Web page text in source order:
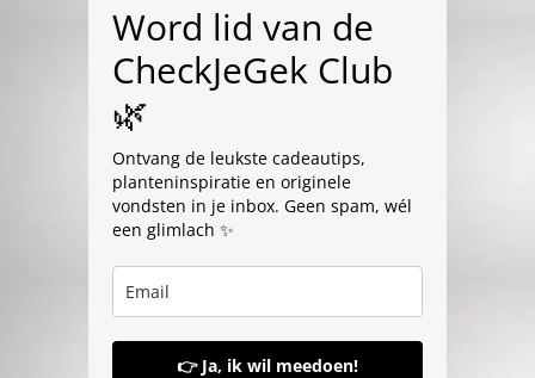
Word lid van de
CheckJeGek Club
🌿
Ontvang de leukste cadeautips,
planteninspiratie en originele
vondsten in je inbox. Geen spam, wél
een glimlach ✨
👉 Ja, ik wil meedoen!